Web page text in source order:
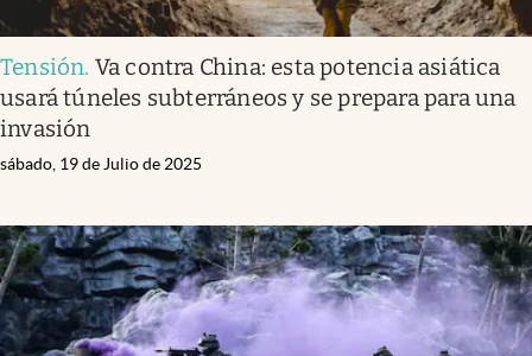
Tensión. Va contra China: esta potencia asiática
usará túneles subterráneos y se prepara para una
invasión
sábado, 19 de Julio de 2025